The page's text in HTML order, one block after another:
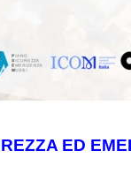
ED